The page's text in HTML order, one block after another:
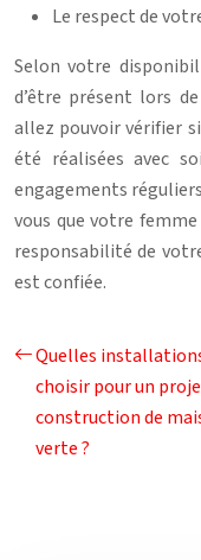
Le respect de
Selon votre
d’être présent lors
allez pouvoir vérifier
été réalisées avec
engagements
vous que votre
responsabilité de
est confiée.
Quelles
choisir pour un
construction de
verte ?